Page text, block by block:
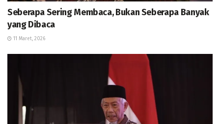
Seberapa Sering Membaca, Bukan Seberapa Banyak
yang Dibaca
11 Maret, 2026